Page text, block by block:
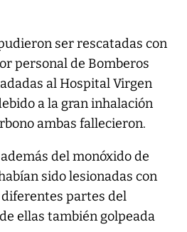
ser rescatadas con
personal de Bomberos
al Hospital Virgen
a la gran inhalación
ambas fallecieron.
del monóxido de
sido lesionadas con
partes del
ellas también golpeada